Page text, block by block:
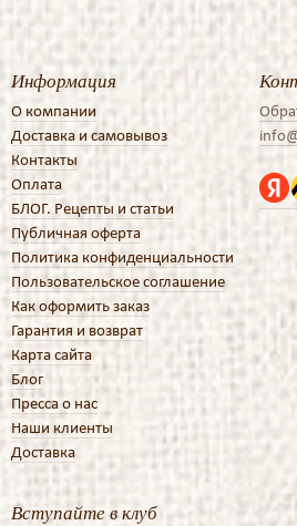
Информация
О компании
Доставка и самовывоз
Контакты
Оплата
БЛОГ. Рецепты и статьи
Публичная оферта
Политика конфиденциальности
Пользовательское соглашение
Как оформить заказ
Гарантия и возврат
Карта сайта
Блог
Пресса о нас
Наши клиенты
Доставка
Вступайте в клуб